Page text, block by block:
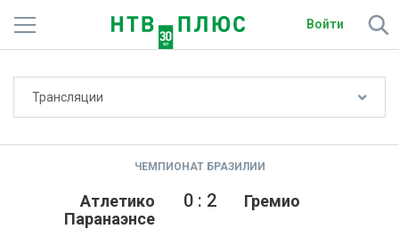
Войти
Трансляции
ЧЕМПИОНАТ БРАЗИЛИИ
Атлетико
Паранаэнсе
Гремио
0: 2